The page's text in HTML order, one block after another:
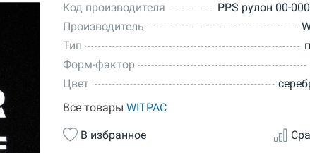
Код производителя
PPS рулон 00-
Производитель
Тип
Форм-фактор
Цвет
Все товары WITPAC
В избранное